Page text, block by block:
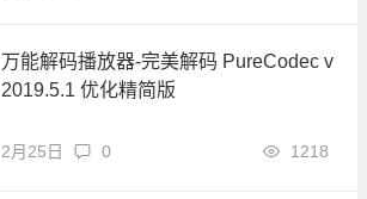
万能解码播放器-完美解码 PureCodec v
2019.5.1 优化精简版
2月25日 1218
0